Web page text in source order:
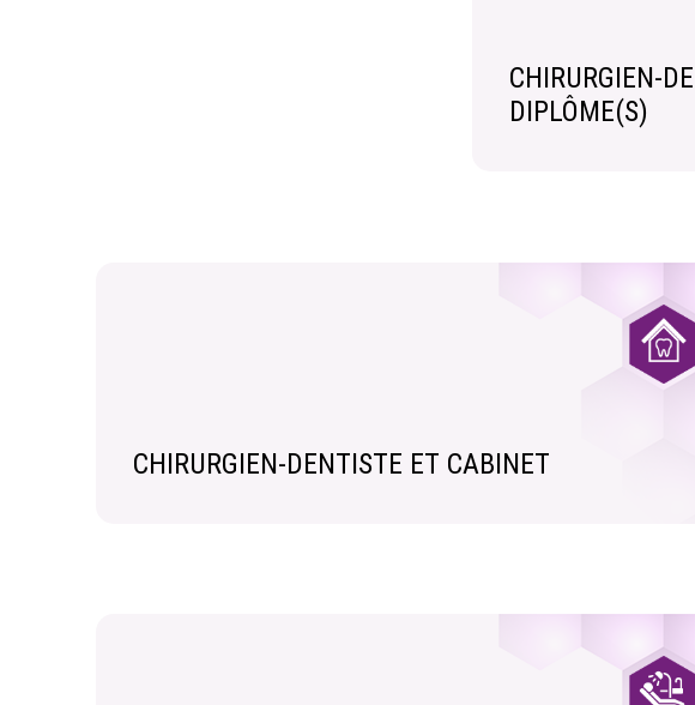
CHIRURGIEN-
DIPLÔME(S)
CHIRURGIEN-DENTISTE ET CABINET